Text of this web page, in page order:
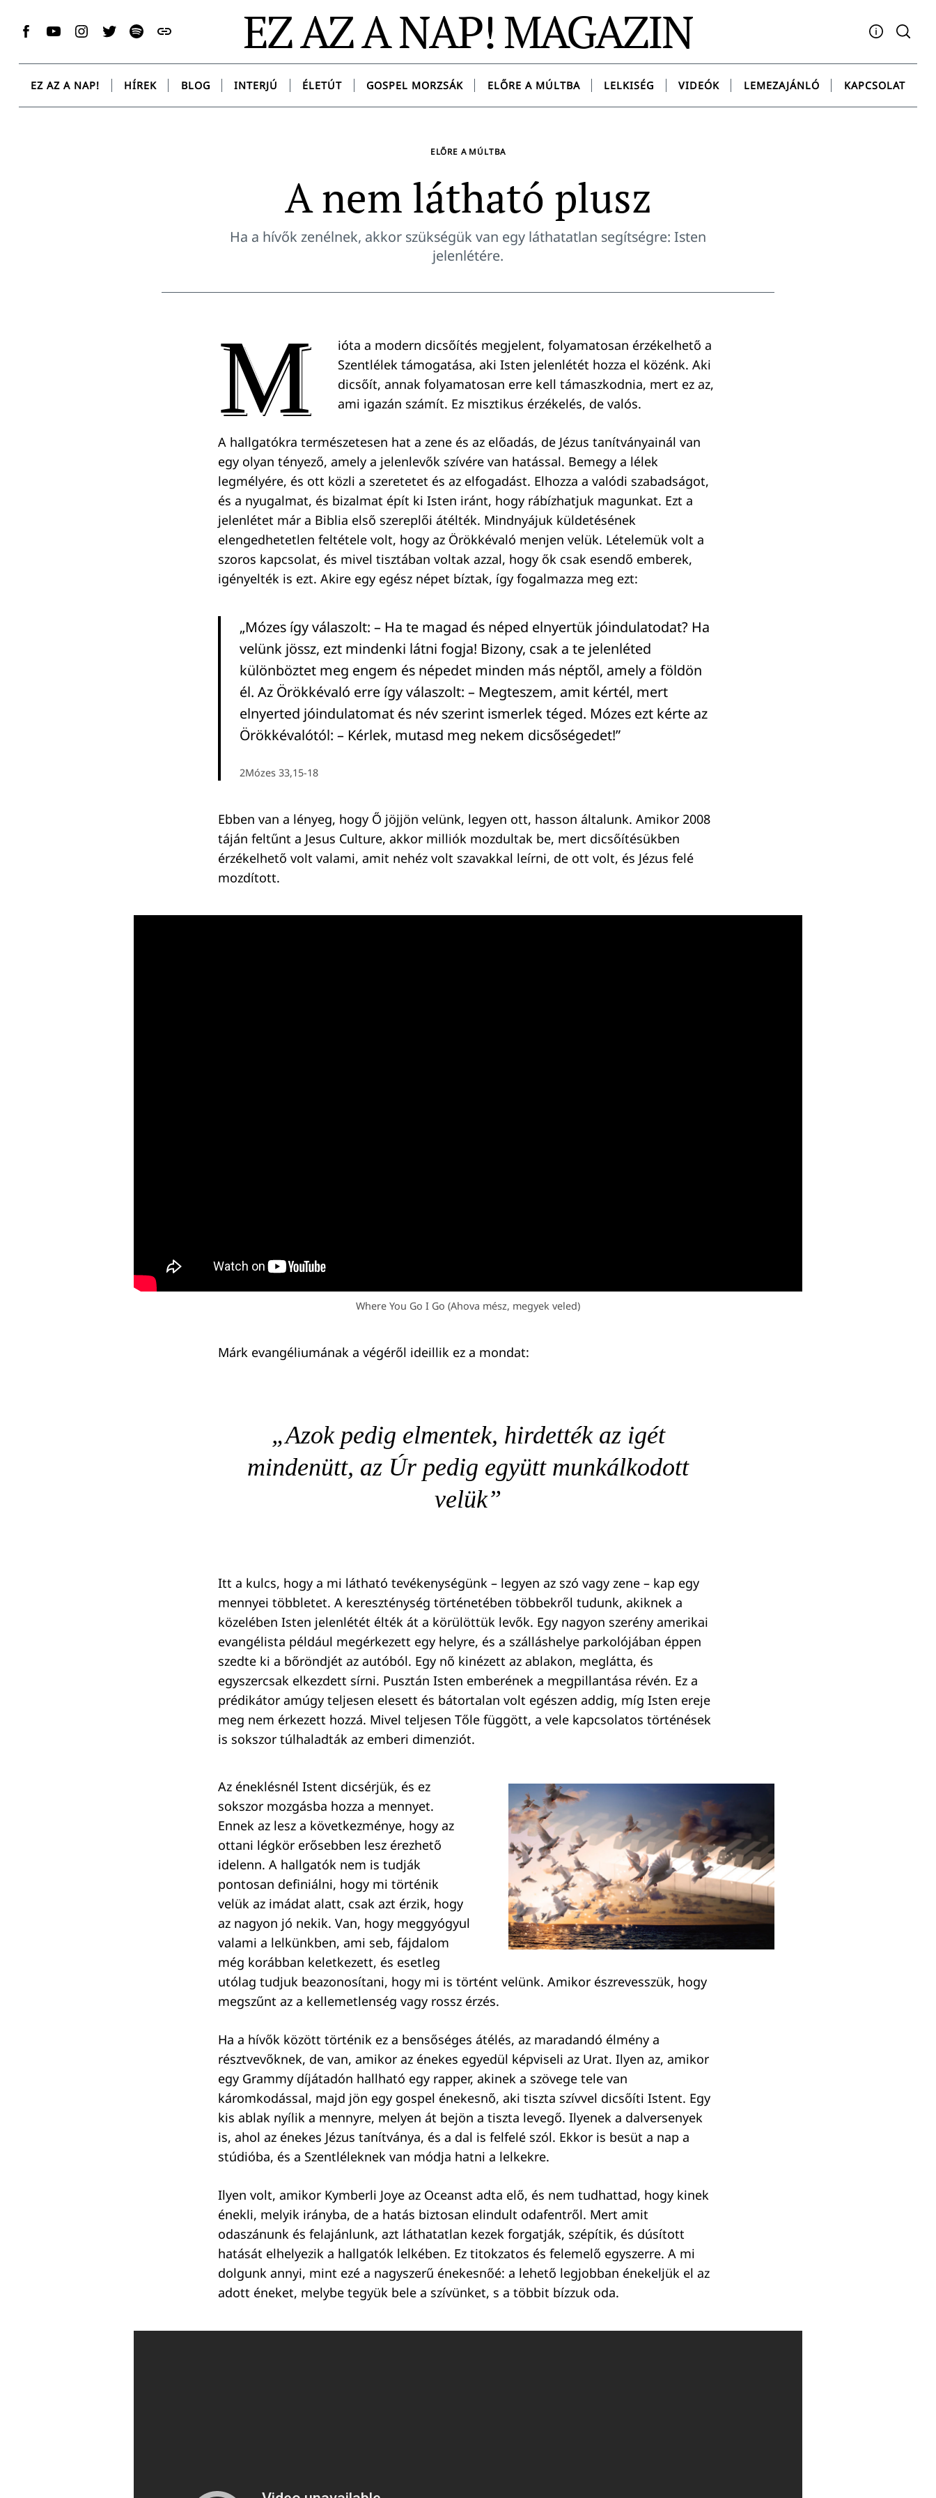
Facebook
YouTubeInstagram
TwitterSpotifyMessenger EZ AZ A NAP! MAGAZIN
Facebook
YouTubeInstagram
TwitterSpotify
EZ AZ A NAP! HÍREK BLOG INTERJÚ ÉLETÚT GOSPEL MORZSÁK ELŐRE A MÚLTBA LELKISÉG VIDEÓK LEMEZAJÁNLÓ KAPCSOLAT
ELŐRE A MÚLTBA
A nem látható plusz
Ha a hívők zenélnek, akkor szükségük van egy láthatatlan segítségre: Isten
jelenlétére.
M
ióta a modern dicsőítés megjelent, folyamatosan érzékelhető a
Szentlélek támogatása, aki Isten jelenlétét hozza el közénk. Aki
dicsőít, annak folyamatosan erre kell támaszkodnia, mert ez az,
ami igazán számít. Ez misztikus érzékelés, de valós.
A hallgatókra természetesen hat a zene és az előadás, de Jézus tanítványainál van
egy olyan tényező, amely a jelenlevők szívére van hatással. Bemegy a lélek
legmélyére, és ott közli a szeretetet és az elfogadást. Elhozza a valódi szabadságot,
és a nyugalmat, és bizalmat épít ki Isten iránt, hogy rábízhatjuk magunkat. Ezt a
jelenlétet már a Biblia első szereplői átélték. Mindnyájuk küldetésének
elengedhetetlen feltétele volt, hogy az Örökkévaló menjen velük. Lételemük volt a
szoros kapcsolat, és mivel tisztában voltak azzal, hogy ők csak esendő emberek,
igényelték is ezt. Akire egy egész népet bíztak, így fogalmazza meg ezt:
„Mózes így válaszolt: – Ha te magad és néped elnyertük jóindulatodat? Ha
velünk jössz, ezt mindenki látni fogja! Bizony, csak a te jelenléted
különböztet meg engem és népedet minden más néptől, amely a földön
él. Az Örökkévaló erre így válaszolt: – Megteszem, amit kértél, mert
elnyerted jóindulatomat és név szerint ismerlek téged. Mózes ezt kérte az
Örökkévalótól: – Kérlek, mutasd meg nekem dicsőségedet!”
2Mózes 33,15-18
Ebben van a lényeg, hogy Ő jöjjön velünk, legyen ott, hasson általunk. Amikor 2008
táján feltűnt a Jesus Culture, akkor milliók mozdultak be, mert dicsőítésükben
érzékelhető volt valami, amit nehéz volt szavakkal leírni, de ott volt, és Jézus felé
mozdított.
Where You Go I Go (Ahova mész, megyek veled)
Márk evangéliumának a végéről ideillik ez a mondat:
„Azok pedig elmentek, hirdették az igét
mindenütt, az Úr pedig együtt munkálkodott
velük”
Itt a kulcs, hogy a mi látható tevékenységünk – legyen az szó vagy zene – kap egy
mennyei többletet. A kereszténység történetében többekről tudunk, akiknek a
közelében Isten jelenlétét élték át a körülöttük levők. Egy nagyon szerény amerikai
evangélista például megérkezett egy helyre, és a szálláshelye parkolójában éppen
szedte ki a bőröndjét az autóból. Egy nő kinézett az ablakon, meglátta, és
egyszercsak elkezdett sírni. Pusztán Isten emberének a megpillantása révén. Ez a
prédikátor amúgy teljesen elesett és bátortalan volt egészen addig, míg Isten ereje
meg nem érkezett hozzá. Mivel teljesen Tőle függött, a vele kapcsolatos történések
is sokszor túlhaladták az emberi dimenziót.
Az éneklésnél Istent dicsérjük, és ez
sokszor mozgásba hozza a mennyet.
Ennek az lesz a következménye, hogy az
ottani légkör erősebben lesz érezhető
idelenn. A hallgatók nem is tudják
pontosan definiálni, hogy mi történik
velük az imádat alatt, csak azt érzik, hogy
az nagyon jó nekik. Van, hogy meggyógyul
valami a lelkünkben, ami seb, fájdalom
még korábban keletkezett, és esetleg
utólag tudjuk beazonosítani, hogy mi is történt velünk. Amikor észrevesszük, hogy
megszűnt az a kellemetlenség vagy rossz érzés.
Ha a hívők között történik ez a bensőséges átélés, az maradandó élmény a
résztvevőknek, de van, amikor az énekes egyedül képviseli az Urat. Ilyen az, amikor
egy Grammy díjátadón hallható egy rapper, akinek a szövege tele van
káromkodással, majd jön egy gospel énekesnő, aki tiszta szívvel dicsőíti Istent. Egy
kis ablak nyílik a mennyre, melyen át bejön a tiszta levegő. Ilyenek a dalversenyek
is, ahol az énekes Jézus tanítványa, és a dal is felfelé szól. Ekkor is besüt a nap a
stúdióba, és a Szentléleknek van módja hatni a lelkekre.
Ilyen volt, amikor Kymberli Joye az Oceanst adta elő, és nem tudhattad, hogy kinek
énekli, melyik irányba, de a hatás biztosan elindult odafentről. Mert amit
odaszánunk és felajánlunk, azt láthatatlan kezek forgatják, szépítik, és dúsított
hatását elhelyezik a hallgatók lelkében. Ez titokzatos és felemelő egyszerre. A mi
dolgunk annyi, mint ezé a nagyszerű énekesnőé: a lehető legjobban énekeljük el az
adott éneket, melybe tegyük bele a szívünket, s a többit bízzuk oda.